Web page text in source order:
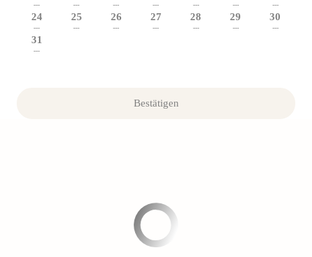
--- --- --- --- --- --- ---
24
---
25
---
26
---
27
---
28
---
29
---
30
---
31
---
Bestätigen